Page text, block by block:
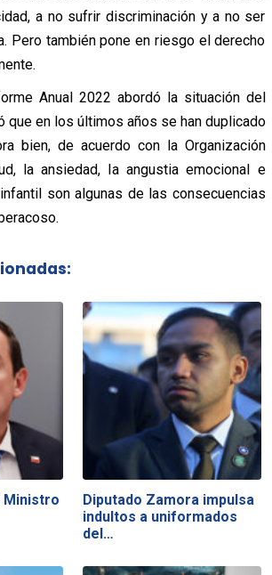
a no sufrir discriminación y a no ser
Pero también pone en riesgo el derecho
Anual 2022 abordó la situación del
que en los últimos años se han duplicado
bien, de acuerdo con la Organización
la ansiedad, la angustia emocional e
son algunas de las consecuencias
Ministro
Diputado Zamora impulsa
indultos a uniformados
del…